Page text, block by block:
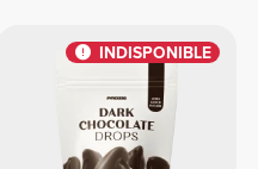
INDISPONIBLE